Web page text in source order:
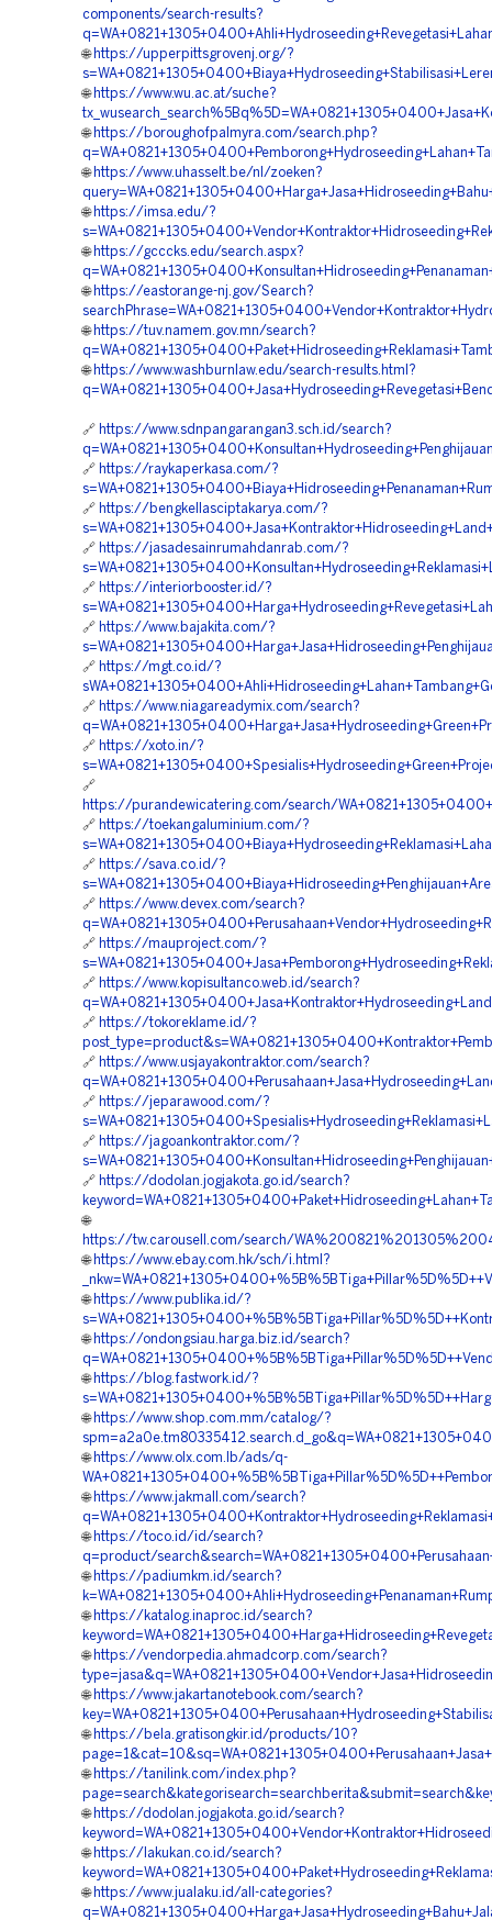
components/search-results?
🌐 https://upperpittsgrovenj.org/?
🌐 https://www.wu.ac.at/suche?
🌐 https://boroughofpalmyra.com/search.php?
🌐 https://www.uhasselt.be/nl/zoeken?
🌐 https://imsa.edu/?
🌐 https://gcccks.edu/search.aspx?
🌐 https://eastorange-nj.gov/Search?
🌐 https://tuv.namem.gov.mn/search?
🌐 https://www.washburnlaw.edu/search-results.html?
🔗 https://www.sdnpangarangan3.sch.id/search?
🔗 https://raykaperkasa.com/?
🔗 https://bengkellasciptakarya.com/?
🔗 https://jasadesainrumahdanrab.com/?
🔗 https://interiorbooster.id/?
🔗 https://www.bajakita.com/?
🔗 https://mgt.co.id/?
🔗 https://www.niagareadymix.com/search?
🔗 https://xoto.in/?
🔗
https://purandewicatering.com/search/
🔗 https://toekangaluminium.com/?
🔗 https://sava.co.id/?
🔗 https://www.devex.com/search?
🔗 https://mauproject.com/?
🔗 https://www.kopisultanco.web.id/search?
🔗 https://tokoreklame.id/?
🔗 https://www.usjayakontraktor.com/search?
🔗 https://jeparawood.com/?
🔗 https://jagoankontraktor.com/?
🔗 https://dodolan.jogjakota.go.id/search?
🌐
https://tw.carousell.com/search/
🌐 https://www.ebay.com.hk/sch/i.html?
🌐 https://www.publika.id/?
🌐 https://ondongsiau.harga.biz.id/search?
🌐 https://blog.fastwork.id/?
🌐 https://www.shop.com.mm/catalog/?
🌐 https://www.olx.com.lb/ads/q-
🌐 https://www.jakmall.com/search?
🌐 https://toco.id/id/search?
q=product/
🌐 https://padiumkm.id/search?
🌐 https://katalog.inaproc.id/search?
🌐 https://vendorpedia.ahmadcorp.com/search?
🌐 https://www.jakartanotebook.com/search?
🌐 https://bela.gratisongkir.id/products/10?
🌐 https://tanilink.com/index.php?
🌐 https://dodolan.jogjakota.go.id/search?
🌐 https://lakukan.co.id/search?
🌐 https://www.jualaku.id/all-categories?